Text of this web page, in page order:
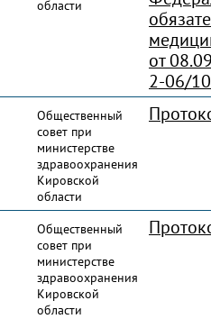
области
от
2-06/
Общественный
совет при
министерстве
здравоохранения
Кировской
области
Общественный
совет при
министерстве
здравоохранения
Кировской
области